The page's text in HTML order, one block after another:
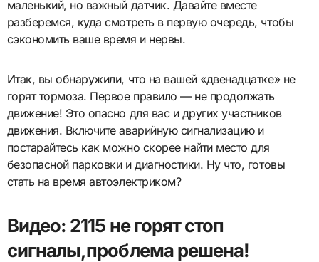
маленький, но важный датчик. Давайте вместе
разберемся, куда смотреть в первую очередь, чтобы
сэкономить ваше время и нервы.
Итак, вы обнаружили, что на вашей «двенадцатке» не
горят тормоза. Первое правило — не продолжать
движение! Это опасно для вас и других участников
движения. Включите аварийную сигнализацию и
постарайтесь как можно скорее найти место для
безопасной парковки и диагностики. Ну что, готовы
стать на время автоэлектриком?
Видео: 2115 не горят стоп
сигналы,проблема решена!